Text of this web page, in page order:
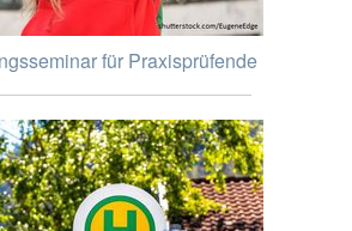
für Praxisprüfende